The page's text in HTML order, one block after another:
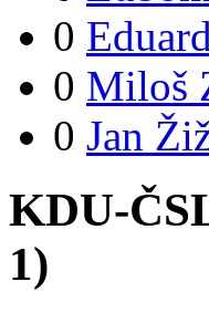
0
0 Miloš
0 Jan
KDU-
1)